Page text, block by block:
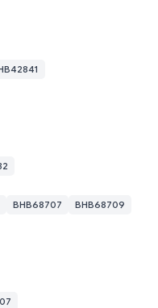
сеть“
BHB68707 BHB68709